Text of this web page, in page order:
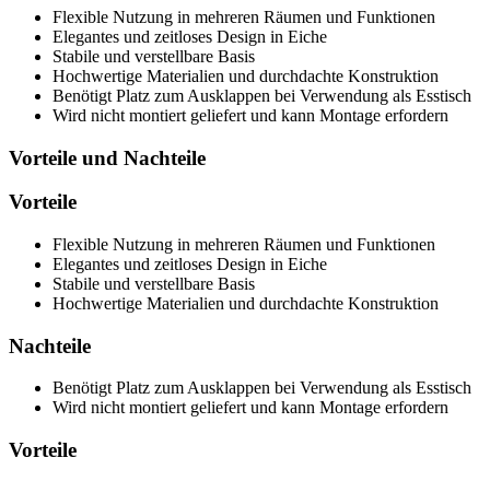
Flexible Nutzung in mehreren Räumen und Funktionen
Elegantes und zeitloses Design in Eiche
Stabile und verstellbare Basis
Hochwertige Materialien und durchdachte Konstruktion
Benötigt Platz zum Ausklappen bei Verwendung als Esstisch
Wird nicht montiert geliefert und kann Montage erfordern
Vorteile und Nachteile
Vorteile
Flexible Nutzung in mehreren Räumen und Funktionen
Elegantes und zeitloses Design in Eiche
Stabile und verstellbare Basis
Hochwertige Materialien und durchdachte Konstruktion
Nachteile
Benötigt Platz zum Ausklappen bei Verwendung als Esstisch
Wird nicht montiert geliefert und kann Montage erfordern
Vorteile